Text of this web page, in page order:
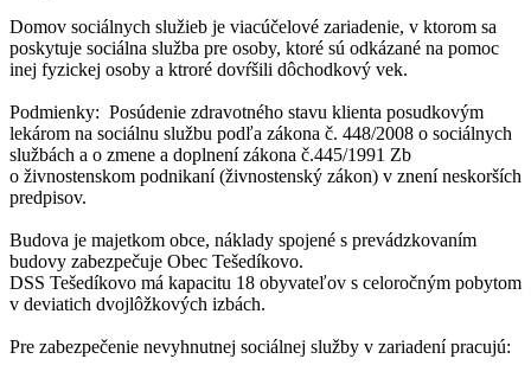
Domov sociálnych služieb je viacúčelové zariadenie, v ktorom sa
poskytuje sociálna služba pre osoby, ktoré sú odkázané na pomoc
inej fyzickej osoby a ktroré dovŕšili dôchodkový vek.
Podmienky: Posúdenie zdravotného stavu klienta posudkovým
lekárom na sociálnu službu podľa zákona č. 448/2008 o sociálnych
službách a o zmene a doplnení zákona č.445/1991 Zb
o živnostenskom podnikaní (živnostenský zákon) v znení neskorších
predpisov.
Budova je majetkom obce, náklady spojené s prevádzkovaním
budovy zabezpečuje Obec Tešedíkovo.
DSS Tešedíkovo má kapacitu 18 obyvateľov s celoročným pobytom
v deviatich dvojlôžkových izbách.
Pre zabezpečenie nevyhnutnej sociálnej služby v zariadení pracujú: